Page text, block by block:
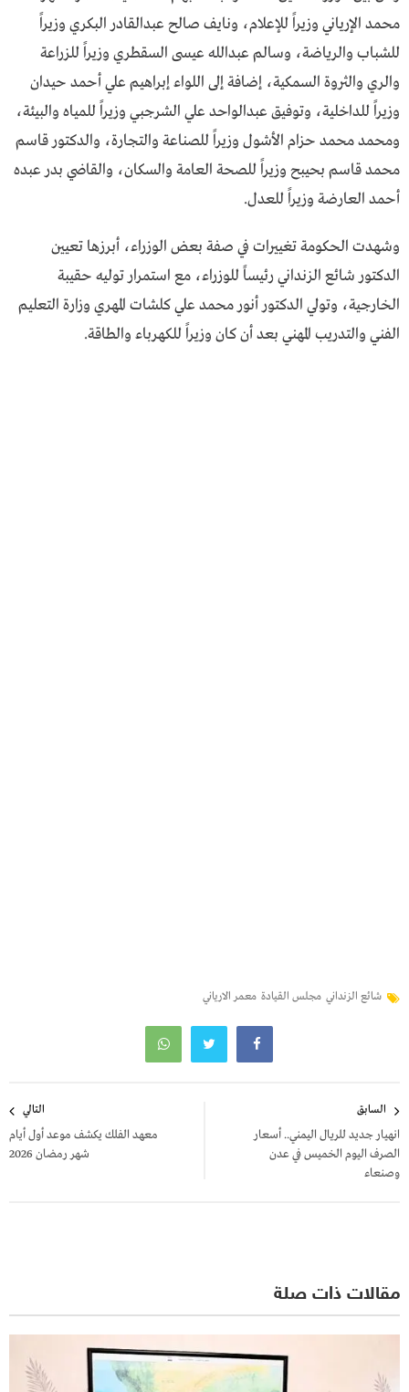
محمد الإرياني وزيراً للإعلام، ونايف صالح عبدالقادر البكري وزيراً
للشباب والرياضة، وسالم عبدالله عيسى السقطري وزيراً للزراعة
والري والثروة السمكية، إضافة إلى اللواء إبراهيم علي أحمد حيدان
وزيراً للداخلية، وتوفيق عبدالواحد علي الشرجبي وزيراً للمياه والبيئة،
ومحمد محمد حزام الأشول وزيراً للصناعة والتجارة، والدكتور قاسم
محمد قاسم بحيبح وزيراً للصحة العامة والسكان، والقاضي بدر عبده
أحمد العارضة وزيراً للعدل.
وشهدت الحكومة تغييرات في صفة بعض الوزراء، أبرزها تعيين
الدكتور شائع الزنداني رئيساً للوزراء، مع استمرار توليه حقيبة
الخارجية، وتولي الدكتور أنور محمد علي كلشات المهري وزارة التعليم
الفني والتدريب المهني بعد أن كان وزيراً للكهرباء والطاقة.
شائع الزنداني مجلس القيادة معمر الارياني
المقالات
السابق
انهيار جديد للريال اليمني.. أسعار
الصرف اليوم الخميس في عدن
وصنعاء
التالي
معهد الفلك يكشف موعد أول أيام
شهر رمضان 2026
مقالات ذات صلة